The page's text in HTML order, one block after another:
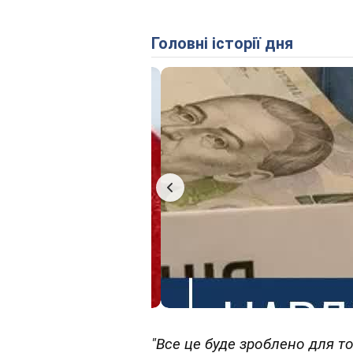
Головні історії дня
"Все це буде зроблено для